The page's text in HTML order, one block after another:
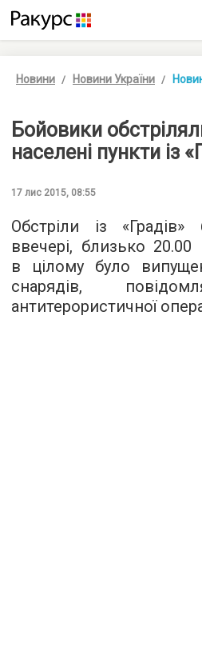
Новини Новини України
Бойовики
населені пункти із
17 лис 2015, 08:55
Обстріли із «Градів»
ввечері, близько
в цілому було
снарядів,
антитерористичної